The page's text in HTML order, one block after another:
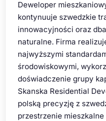
Deweloper
kontynuuje szwedzkie
innowacyjności oraz
naturalne. Firma
najwyższymi
środowiskowymi,
doświadczenie grupy
Skanska Residential
polską precyzję z
przestrzenie